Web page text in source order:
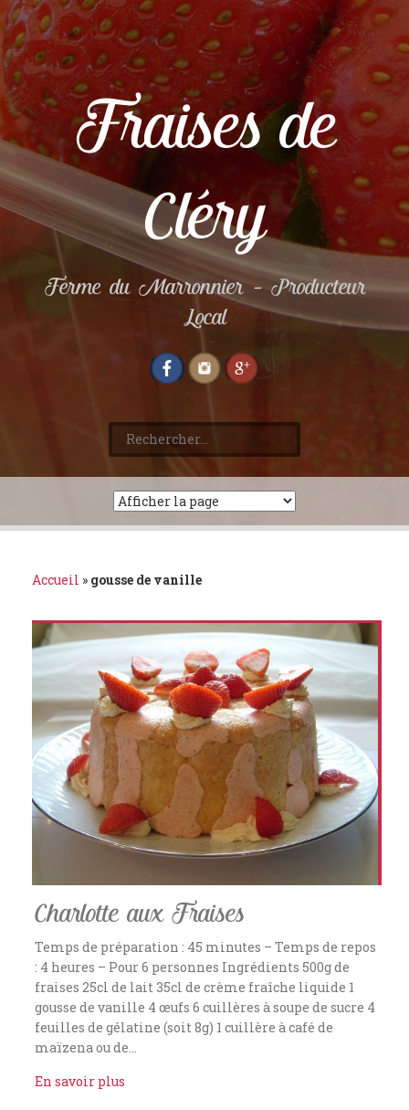
Fraises de
Cléry
Ferme du Marronnier – Producteur
Local
Rechercher :
Accueil » gousse de vanille
Charlotte aux Fraises
Temps de préparation : 45 minutes – Temps de repos
: 4 heures – Pour 6 personnes Ingrédients 500g de
fraises 25cl de lait 35cl de crème fraîche liquide 1
gousse de vanille 4 œufs 6 cuillères à soupe de sucre 4
feuilles de gélatine (soit 8g) 1 cuillère à café de
maïzena ou de…
En savoir plus